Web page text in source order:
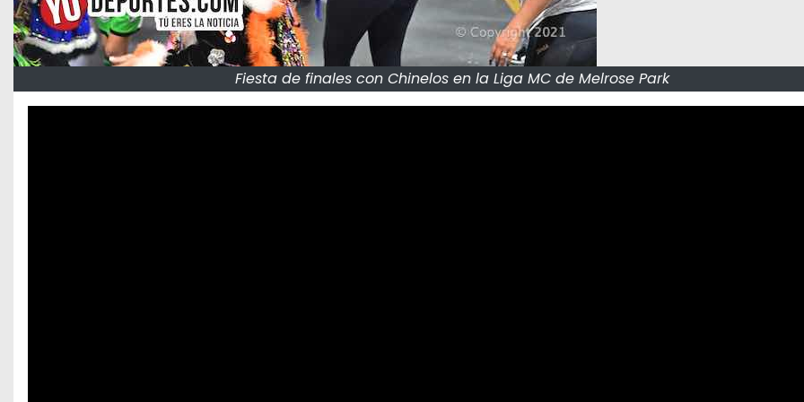
Fiesta de finales con Chinelos en la Liga MC de Melrose Park